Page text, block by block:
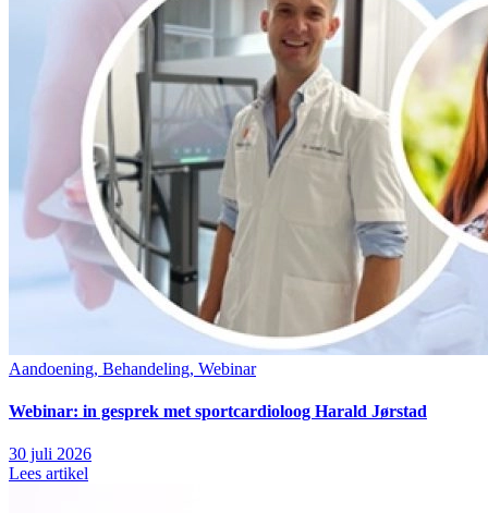
Aandoening, Behandeling, Webinar
Webinar: in gesprek met sportcardioloog Harald Jørstad
30 juli 2026
Lees artikel